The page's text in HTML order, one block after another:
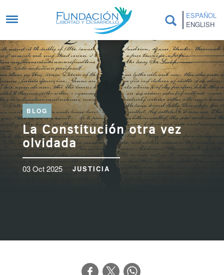
ESPAÑOL
ENGLISH
BLOG
La Constitución otra vez
olvidada
03 Oct 2025 JUSTICIA